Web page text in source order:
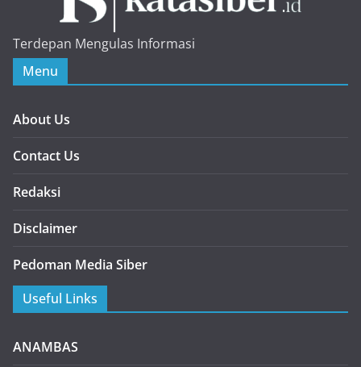
Terdepan Mengulas Informasi
Menu
About Us
Contact Us
Redaksi
Disclaimer
Pedoman Media Siber
Useful Links
ANAMBAS